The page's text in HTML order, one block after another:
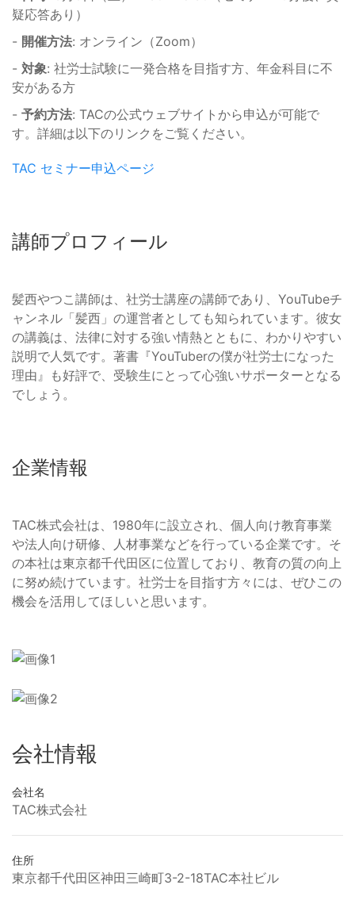
疑応答あり）
- 開催方法: オンライン（Zoom）
- 対象: 社労士試験に一発合格を目指す方、年金科目に不
安がある方
- 予約方法: TACの公式ウェブサイトから申込が可能で
す。詳細は以下のリンクをご覧ください。
TAC セミナー申込ページ
講師プロフィール
髪西やつこ講師は、社労士講座の講師であり、YouTubeチ
ャンネル「髪西」の運営者としても知られています。彼女
の講義は、法律に対する強い情熱とともに、わかりやすい
説明で人気です。著書『YouTuberの僕が社労士になった
理由』も好評で、受験生にとって心強いサポーターとなる
でしょう。
企業情報
TAC株式会社は、1980年に設立され、個人向け教育事業
や法人向け研修、人材事業などを行っている企業です。そ
の本社は東京都千代田区に位置しており、教育の質の向上
に努め続けています。社労士を目指す方々には、ぜひこの
機会を活用してほしいと思います。
会社情報
会社名
TAC株式会社
住所
東京都千代田区神田三崎町3-2-18TAC本社ビル